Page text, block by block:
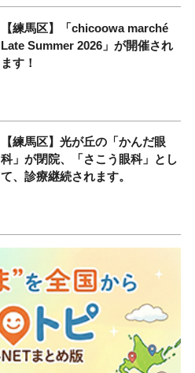
【練馬区】「chicoowa marché
Late Summer 2026」が開催され
ます！
【練馬区】光が丘の「かんだ眼
科」が閉院、「さこう眼科」とし
て、診療継続されます。